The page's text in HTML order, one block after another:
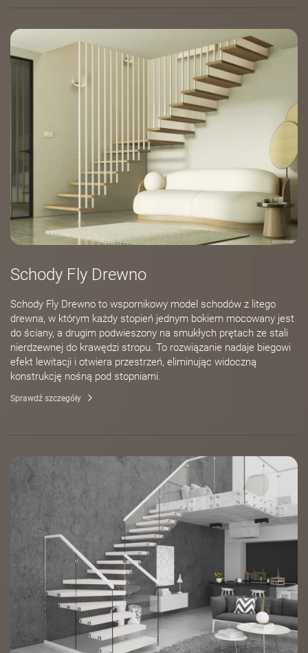
Schody Fly Drewno
Schody Fly Drewno to wspornikowy model schodów z litego
drewna, w którym każdy stopień jednym bokiem mocowany jest
do ściany, a drugim podwieszony na smukłych prętach ze stali
nierdzewnej do krawędzi stropu. To rozwiązanie nadaje biegowi
efekt lewitacji i otwiera przestrzeń, eliminując widoczną
konstrukcję nośną pod stopniami.
Sprawdź szczegóły